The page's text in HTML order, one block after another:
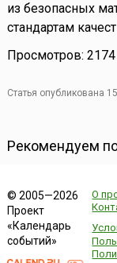
из безопасных
стандартам
Просмотров: 2174
Статья опубликована
Рекомендуем
© 2005—2026
Проект
«Календарь
событий»
О